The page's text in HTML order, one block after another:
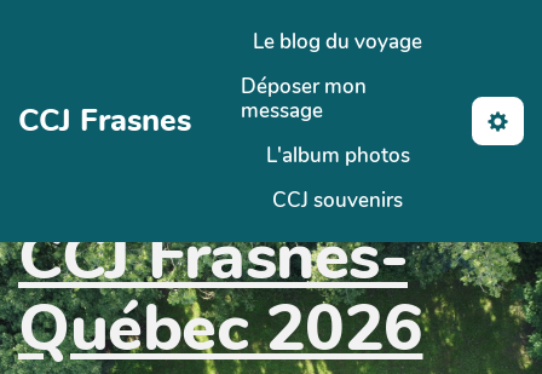
Aller au contenu principal
CCJ Frasnes
Le blog du voyage
Déposer mon
message
L'album photos
CCJ souvenirs
CCJ Frasnes-
Québec 2026